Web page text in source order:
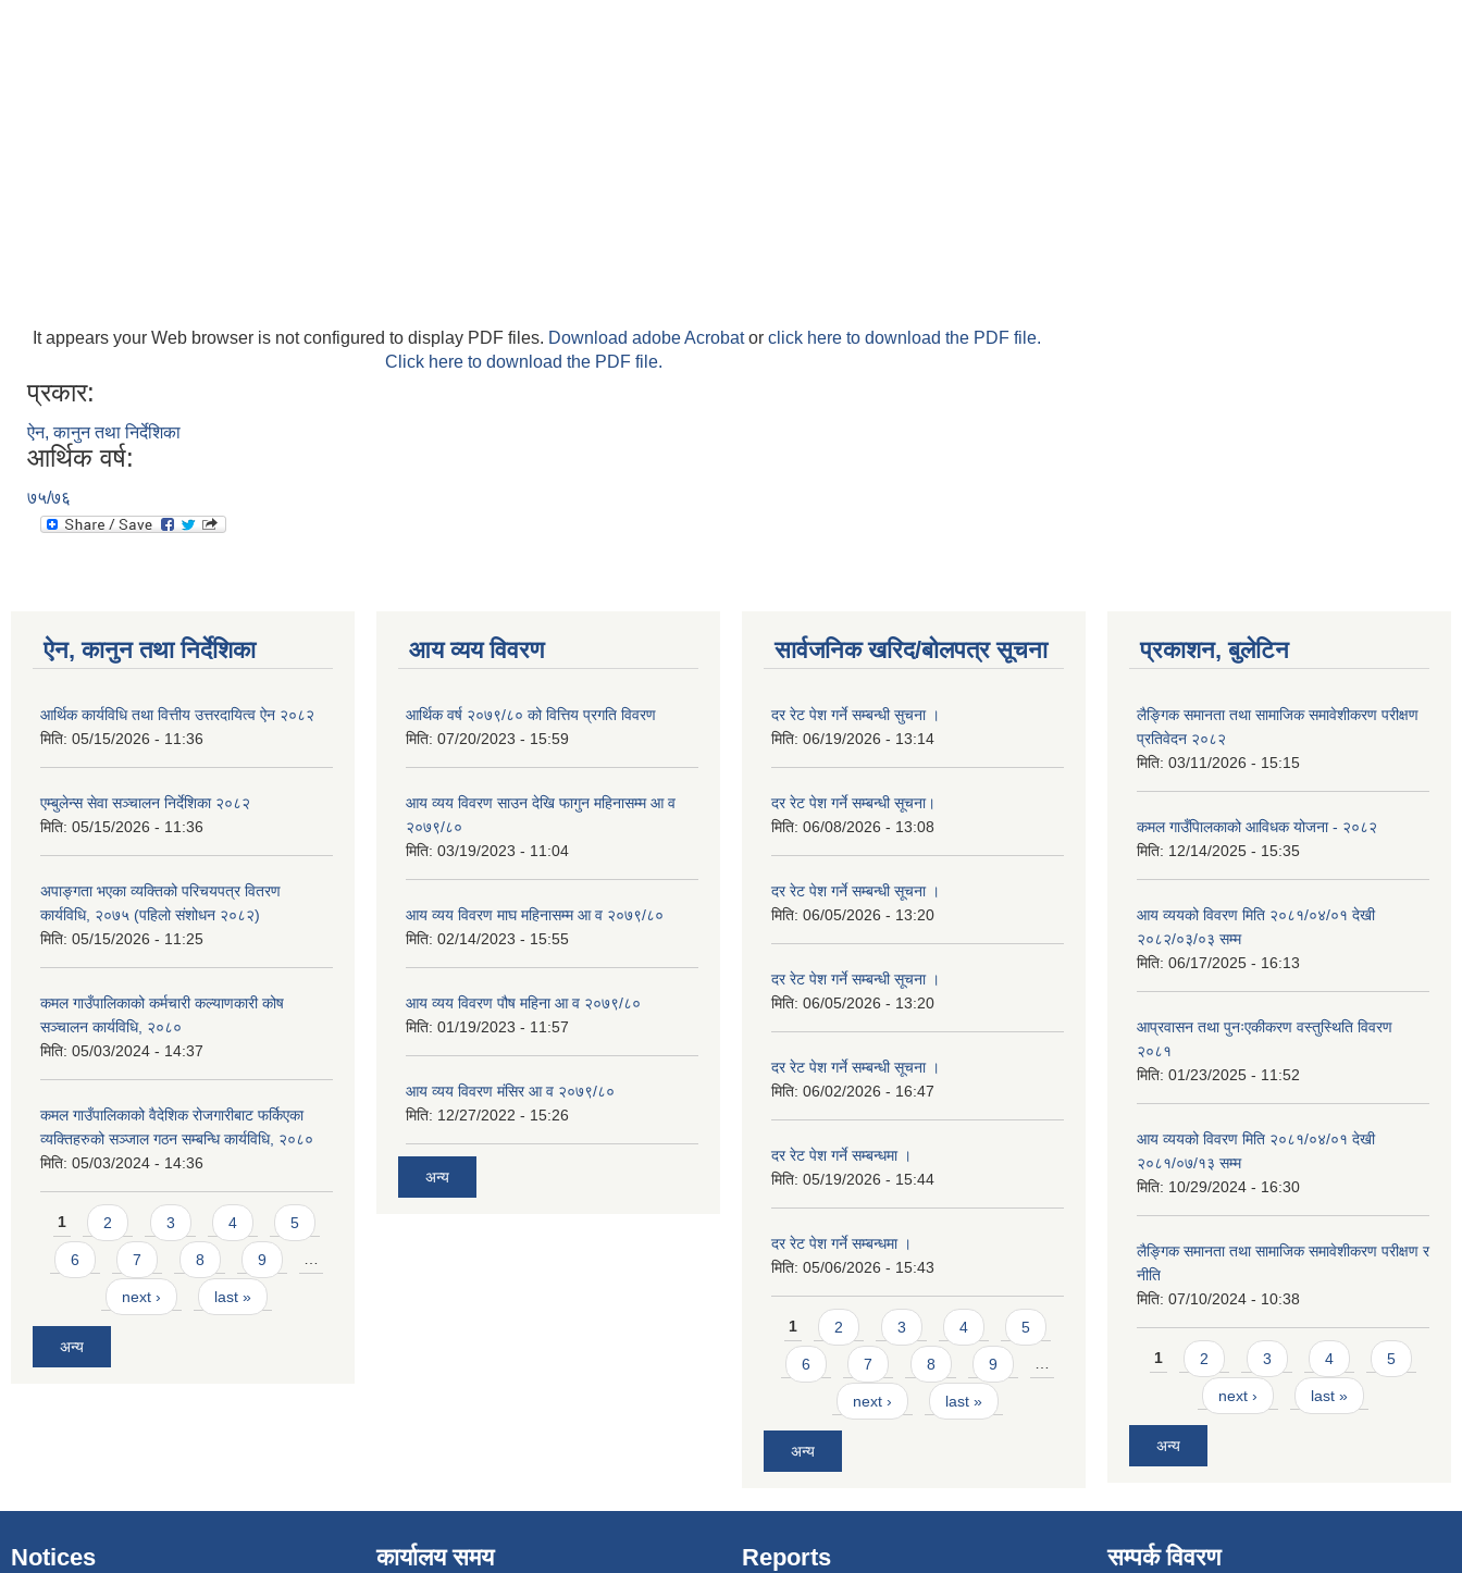
It appears your Web browser is not configured to display PDF files. Download adobe Acrobator click here to download the PDF file.
Click here to download the PDF file.
प्रकार:
ऐन, कानुन तथा निर्देशिका
आर्थिक वर्ष:
७५/७६
ऐन, कानुन तथा निर्देशिका
आर्थिक कार्यविधि तथा वित्तीय उत्तरदायित्व ऐन २०८२
मिति: 05/15/2026 - 11:36
एम्बुलेन्स सेवा सञ्चालन निर्देशिका २०८२
मिति: 05/15/2026 - 11:36
अपाङ्गता भएका व्यक्तिको परिचयपत्र वितरण
कार्यविधि, २०७५ (पहिलो संशोधन २०८२)
मिति: 05/15/2026 - 11:25
कमल गाउँपालिकाको कर्मचारी कल्याणकारी कोष
सञ्चालन कार्यविधि, २०८०
मिति: 05/03/2024 - 14:37
कमल गाउँपालिकाको वैदेशिक रोजगारीबाट फर्किएका
व्यक्तिहरुको सञ्जाल गठन सम्बन्धि कार्यविधि, २०८०
मिति: 05/03/2024 - 14:36
Pages
1 2 3 4 5
6 7 8 9 …
next › last »
अन्य
आय व्यय विवरण
आर्थिक वर्ष २०७९/८० को वित्तिय प्रगति विवरण
मिति: 07/20/2023 - 15:59
आय व्यय विवरण साउन देखि फागुन महिनासम्म आ व
२०७९/८०
मिति: 03/19/2023 - 11:04
आय व्यय विवरण माघ महिनासम्म आ व २०७९/८०
मिति: 02/14/2023 - 15:55
आय व्यय विवरण पौष महिना आ व २०७९/८०
मिति: 01/19/2023 - 11:57
आय व्यय विवरण मंसिर आ व २०७९/८०
मिति: 12/27/2022 - 15:26
अन्य
सार्वजनिक खरिद/बोलपत्र सूचना
दर रेट पेश गर्ने सम्बन्धी सुचना ।
मिति: 06/19/2026 - 13:14
दर रेट पेश गर्ने सम्बन्धी सूचना।
मिति: 06/08/2026 - 13:08
दर रेट पेश गर्ने सम्बन्धी सूचना ।
मिति: 06/05/2026 - 13:20
दर रेट पेश गर्ने सम्बन्धी सूचना ।
मिति: 06/05/2026 - 13:20
दर रेट पेश गर्ने सम्बन्धी सूचना ।
मिति: 06/02/2026 - 16:47
दर रेट पेश गर्ने सम्बन्धमा ।
मिति: 05/19/2026 - 15:44
दर रेट पेश गर्ने सम्बन्धमा ।
मिति: 05/06/2026 - 15:43
Pages
1 2 3 4 5
6 7 8 9 …
next › last »
अन्य
प्रकाशन, बुलेटिन
लैङ्गिक समानता तथा सामाजिक समावेशीकरण परीक्षण
प्रतिवेदन २०८२
मिति: 03/11/2026 - 15:15
कमल गाउँपािलकाको आविधक योजना - २०८२
मिति: 12/14/2025 - 15:35
आय व्ययको विवरण मिति २०८१/०४/०१ देखी
२०८२/०३/०३ सम्म
मिति: 06/17/2025 - 16:13
आप्रवासन तथा पुनःएकीकरण वस्तुस्थिति विवरण
२०८१
मिति: 01/23/2025 - 11:52
आय व्ययको विवरण मिति २०८१/०४/०१ देखी
२०८१/०७/१३ सम्म
मिति: 10/29/2024 - 16:30
लैङ्गिक समानता तथा सामाजिक समावेशीकरण परीक्षण र
नीति
मिति: 07/10/2024 - 10:38
Pages
1 2 3 4 5
next › last »
अन्य
Notices कार्यालय समय Reports सम्पर्क विवरण